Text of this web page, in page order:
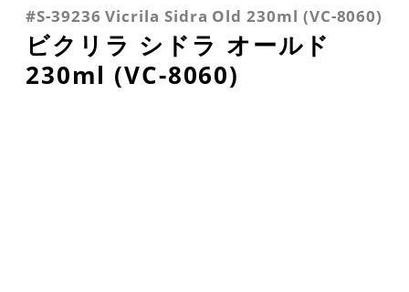
ロックグラス
#S-39236 Vicrila Sidra Old 230ml (VC-8060)
ビクリラ シドラ オールド
230ml (VC-8060)